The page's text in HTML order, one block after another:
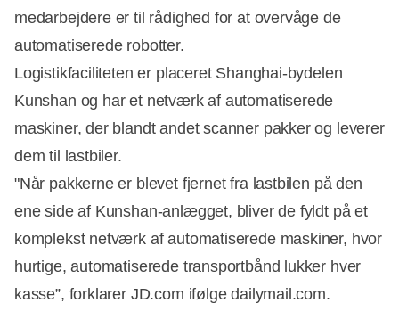
medarbejdere er til rådighed for at overvåge de
automatiserede robotter.
Logistikfaciliteten er placeret Shanghai-bydelen
Kunshan og har et netværk af automatiserede
maskiner, der blandt andet scanner pakker og leverer
dem til lastbiler.
"Når pakkerne er blevet fjernet fra lastbilen på den
ene side af Kunshan-anlægget, bliver de fyldt på et
komplekst netværk af automatiserede maskiner, hvor
hurtige, automatiserede transportbånd lukker hver
kasse”, forklarer JD.com ifølge dailymail.com.